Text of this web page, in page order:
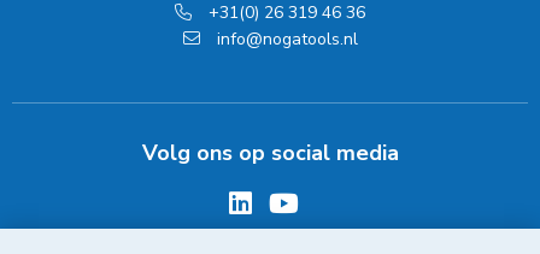
+31(0) 26 319 46 36
info@nogatools.nl
Volg ons op social media